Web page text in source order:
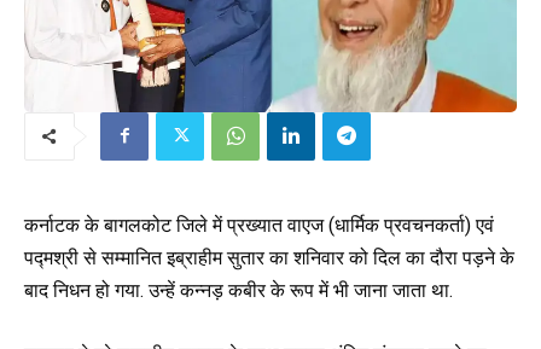
कर्नाटक के बागलकोट जिले में प्रख्यात वाएज (धार्मिक प्रवचनकर्ता) एवं
पद्मश्री से सम्मानित इब्राहीम सुतार का शनिवार को दिल का दौरा पड़ने के
बाद निधन हो गया. उन्हें कन्नड़ कबीर के रूप में भी जाना जाता था.